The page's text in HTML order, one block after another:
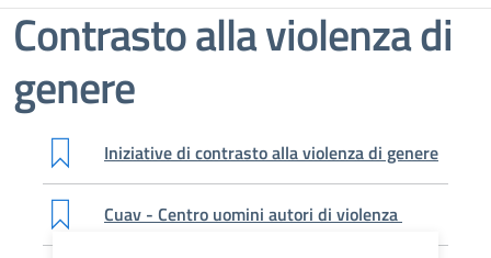
Contrasto alla violenza di
genere
Iniziative di contrasto alla violenza di genere
Cuav - Centro uomini autori di violenza